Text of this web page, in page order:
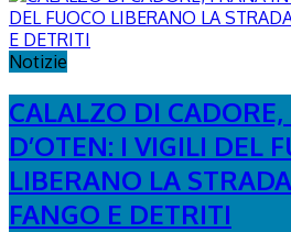
Notizie
CALALZO DI
D’OTEN: I VIGILI DEL
LIBERANO LA
FANGO E DETRITI